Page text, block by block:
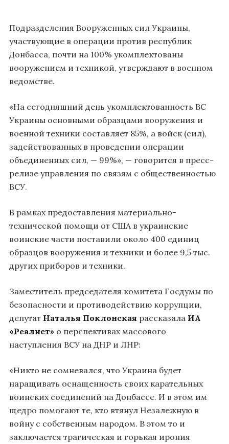
Подразделения Вооруженных сил Украины,
участвующие в операции против республик
Донбасса, почти на 100% укомплектованы
вооружением и техникой, утверждают в военном
ведомстве.
«На сегодняшний день укомплектованность ВС
Украины основными образцами вооружения и
военной техники составляет 85%, а войск (сил),
задействованных в проведении операции
объединенных сил, — 99%», — говорится в пресс-
релизе управления по связям с общественностью
ВСУ.
В рамках предоставления материально-
технической помощи от США в украинские
воинские части поставили около 400 единиц
образцов вооружения и техники и более 9,5 тыс.
других приборов и техники.
Заместитель председателя комитета Госдумы по
безопасности и противодействию коррупции,
депутат Наталья Поклонская рассказала ИА
«Реалист» о перспективах массового
наступления ВСУ на ДНР и ЛНР:
«Никто не сомневался, что Украина будет
наращивать оснащенность своих карательных
воинских соединений на Донбассе. И в этом им
щедро помогают те, кто втянул Незалежную в
войну с собственным народом. В этом то и
заключается трагическая и горькая ирония